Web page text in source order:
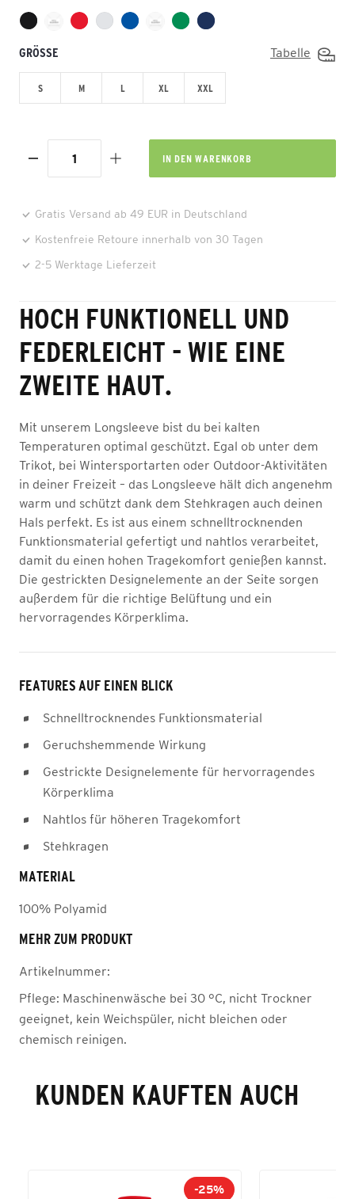
GRÖSSE Tabelle
S M L XL XXL
IN DEN WARENKORB
Gratis Versand ab 49 EUR in Deutschland
Kostenfreie Retoure innerhalb von 30 Tagen
2-5 Werktage Lieferzeit
HOCH FUNKTIONELL UND
FEDERLEICHT - WIE EINE
ZWEITE HAUT.
Mit unserem Longsleeve bist du bei kalten
Temperaturen optimal geschützt. Egal ob unter dem
Trikot, bei Wintersportarten oder Outdoor-Aktivitäten
in deiner Freizeit – das Longsleeve hält dich angenehm
warm und schützt dank dem Stehkragen auch deinen
Hals perfekt. Es ist aus einem schnelltrocknenden
Funktionsmaterial gefertigt und nahtlos verarbeitet,
damit du einen hohen Tragekomfort genießen kannst.
Die gestrickten Designelemente an der Seite sorgen
außerdem für die richtige Belüftung und ein
hervorragendes Körperklima.
FEATURES AUF EINEN BLICK
Schnelltrocknendes Funktionsmaterial
Geruchshemmende Wirkung
Gestrickte Designelemente für hervorragendes
Körperklima
Nahtlos für höheren Tragekomfort
Stehkragen
MATERIAL
100% Polyamid
MEHR ZUM PRODUKT
Artikelnummer:
Pflege: Maschinenwäsche bei 30 °C, nicht Trockner
geeignet, kein Weichspüler, nicht bleichen oder
chemisch reinigen.
KUNDEN KAUFTEN AUCH
-25%